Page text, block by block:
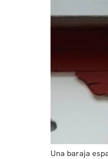
Una baraja